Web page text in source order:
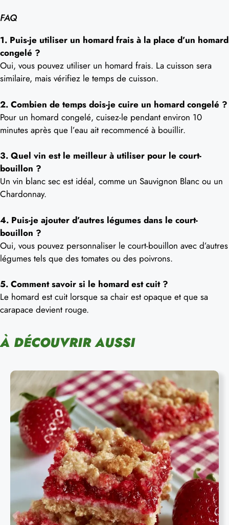
FAQ
1. Puis-je utiliser un homard frais à la place d’un homard
congelé ?
Oui, vous pouvez utiliser un homard frais. La cuisson sera
similaire, mais vérifiez le temps de cuisson.
2. Combien de temps dois-je cuire un homard congelé ?
Pour un homard congelé, cuisez-le pendant environ 10
minutes après que l’eau ait recommencé à bouillir.
3. Quel vin est le meilleur à utiliser pour le court-
bouillon ?
Un vin blanc sec est idéal, comme un Sauvignon Blanc ou un
Chardonnay.
4. Puis-je ajouter d’autres légumes dans le court-
bouillon ?
Oui, vous pouvez personnaliser le court-bouillon avec d’autres
légumes tels que des tomates ou des poivrons.
5. Comment savoir si le homard est cuit ?
Le homard est cuit lorsque sa chair est opaque et que sa
carapace devient rouge.
À DÉCOUVRIR AUSSI